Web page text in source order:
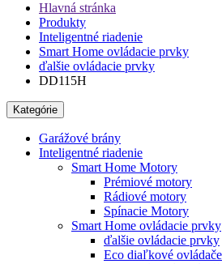
Hlavná stránka
Produkty
Inteligentné riadenie
Smart Home ovládacie prvky
ďalšie ovládacie prvky
DD115H
Kategórie
Garážové brány
Inteligentné riadenie
Smart Home Motory
Prémiové motory
Rádiové motory
Spínacie Motory
Smart Home ovládacie prvky
ďalšie ovládacie prvky
Eco diaľkové ovládače